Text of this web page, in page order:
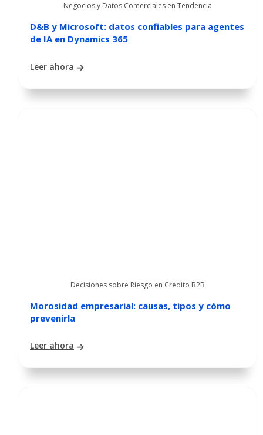
Negocios y Datos Comerciales en Tendencia
D&B y Microsoft: datos confiables para agentes
de IA en Dynamics 365
Leer ahora
Decisiones sobre Riesgo en Crédito B2B
Morosidad empresarial: causas, tipos y cómo
prevenirla
Leer ahora